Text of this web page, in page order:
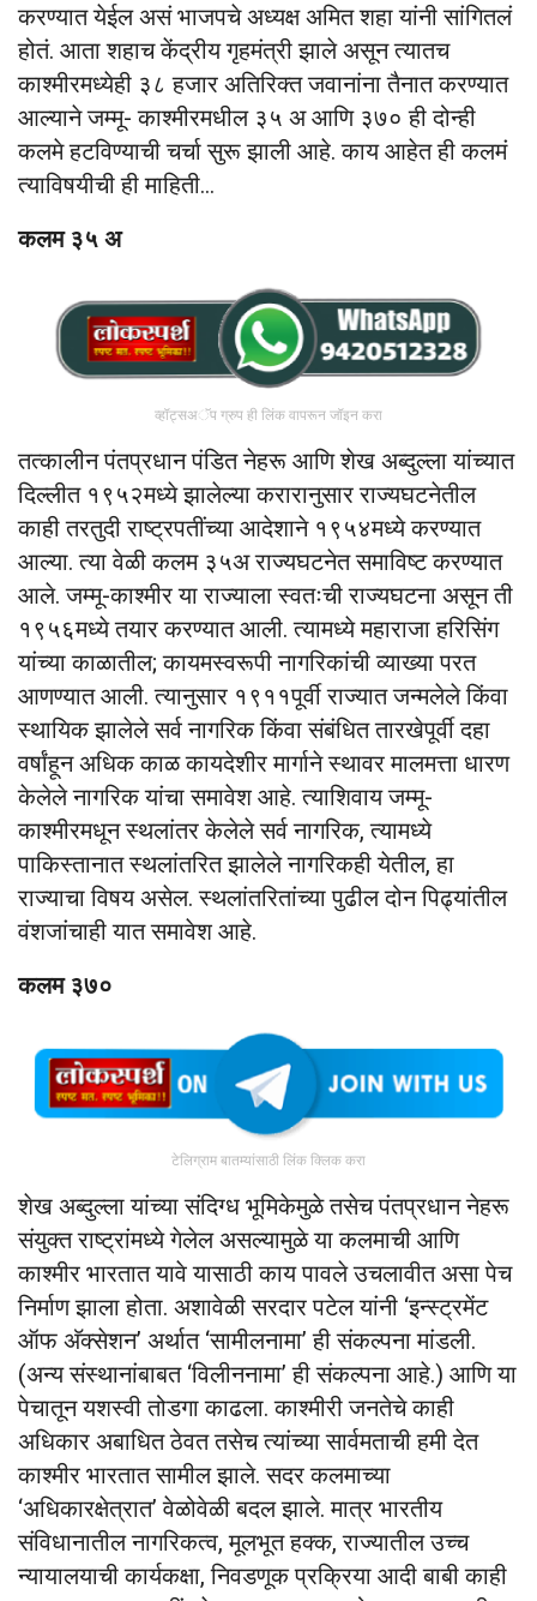
करण्यात येईल असं भाजपचे अध्यक्ष अमित शहा यांनी सांगितलं
होतं. आता शहाच केंद्रीय गृहमंत्री झाले असून त्यातच
काश्मीरमध्येही ३८ हजार अतिरिक्त जवानांना तैनात करण्यात
आल्याने जम्मू- काश्मीरमधील ३५ अ आणि ३७० ही दोन्ही
कलमे हटविण्याची चर्चा सुरू झाली आहे. काय आहेत ही कलमं
त्याविषयीची ही माहिती…
कलम ३५ अ
व्हॉट्सअॅप ग्रुप ही लिंक वापरून जॉइन करा
तत्कालीन पंतप्रधान पंडित नेहरू आणि शेख अब्दुल्ला यांच्यात
दिल्लीत १९५२मध्ये झालेल्या करारानुसार राज्यघटनेतील
काही तरतुदी राष्ट्रपतींच्या आदेशाने १९५४मध्ये करण्यात
आल्या. त्या वेळी कलम ३५अ राज्यघटनेत समाविष्ट करण्यात
आले. जम्मू-काश्मीर या राज्याला स्वतःची राज्यघटना असून ती
१९५६मध्ये तयार करण्यात आली. त्यामध्ये महाराजा हरिसिंग
यांच्या काळातील; कायमस्वरूपी नागरिकांची व्याख्या परत
आणण्यात आली. त्यानुसार १९११पूर्वी राज्यात जन्मलेले किंवा
स्थायिक झालेले सर्व नागरिक किंवा संबंधित तारखेपूर्वी दहा
वर्षांहून अधिक काळ कायदेशीर मार्गाने स्थावर मालमत्ता धारण
केलेले नागरिक यांचा समावेश आहे. त्याशिवाय जम्मू-
काश्मीरमधून स्थलांतर केलेले सर्व नागरिक, त्यामध्ये
पाकिस्तानात स्थलांतरित झालेले नागरिकही येतील, हा
राज्याचा विषय असेल. स्थलांतरितांच्या पुढील दोन पिढ्यांतील
वंशजांचाही यात समावेश आहे.
कलम ३७०
टेलिग्राम बातम्यांसाठी लिंक क्लिक करा
शेख अब्दुल्ला यांच्या संदिग्ध भूमिकेमुळे तसेच पंतप्रधान नेहरू
संयुक्त राष्ट्रांमध्ये गेलेल असल्यामुळे या कलमाची आणि
काश्मीर भारतात यावे यासाठी काय पावले उचलावीत असा पेच
निर्माण झाला होता. अशावेळी सरदार पटेल यांनी ‘इन्स्ट्रमेंट
ऑफ अ‍ॅक्सेशन’ अर्थात ‘सामीलनामा’ ही संकल्पना मांडली.
(अन्य संस्थानांबाबत ‘विलीननामा’ ही संकल्पना आहे.) आणि या
पेचातून यशस्वी तोडगा काढला. काश्मीरी जनतेचे काही
अधिकार अबाधित ठेवत तसेच त्यांच्या सार्वमताची हमी देत
काश्मीर भारतात सामील झाले. सदर कलमाच्या
‘अधिकारक्षेत्रात’ वेळोवेळी बदल झाले. मात्र भारतीय
संविधानातील नागरिकत्व, मूलभूत हक्क, राज्यातील उच्च
न्यायालयाची कार्यकक्षा, निवडणूक प्रक्रिया आदी बाबी काही